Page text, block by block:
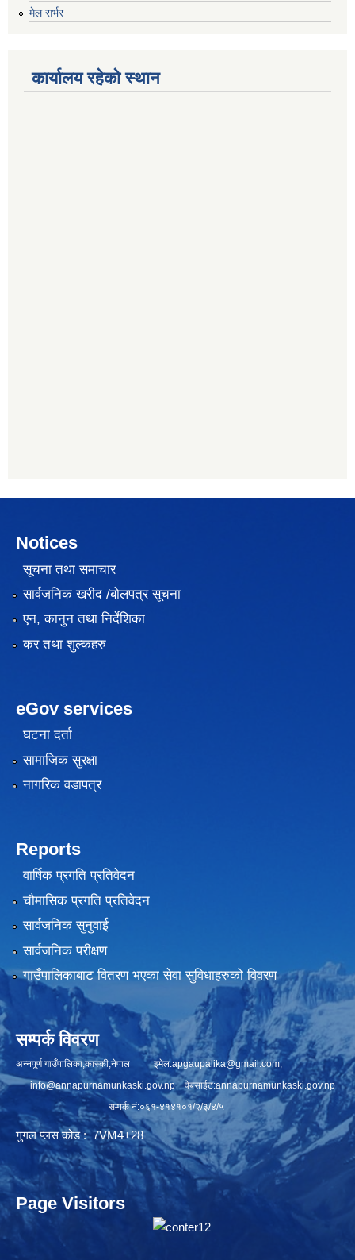
मेल सर्भर
कार्यालय रहेको स्थान
Notices
सूचना तथा समाचार
सार्वजनिक खरीद /बोलपत्र सूचना
एन, कानुन तथा निर्देशिका
कर तथा शुल्कहरु
eGov services
घटना दर्ता
सामाजिक सुरक्षा
नागरिक वडापत्र
Reports
वार्षिक प्रगति प्रतिवेदन
चौमासिक प्रगति प्रतिवेदन
सार्वजनिक सुनुवाई
सार्वजनिक परीक्षण
गाउँपालिकाबाट वितरण भएका सेवा सुविधाहरुको विवरण
सम्पर्क विवरण
अन्नपूर्ण गाउँपालिका,कास्की,नेपाल इमेल:apgaupalika@gmail.com,
info@annapurnamunkaski.gov.npवेबसाईट:annapurnamunkaski.gov.np
सम्पर्क नं:०६१-४१४१०१/२/३/४/५
गुगल प्लस कोड : 7VM4+28
Page Visitors